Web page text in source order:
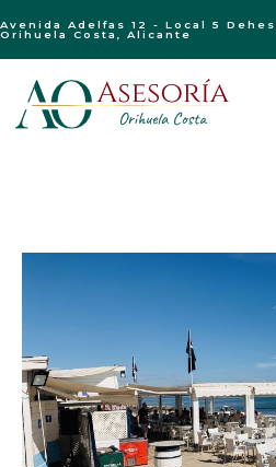
Avenida Adelfas 12 - Local 5
Orihuela Costa, Alicante